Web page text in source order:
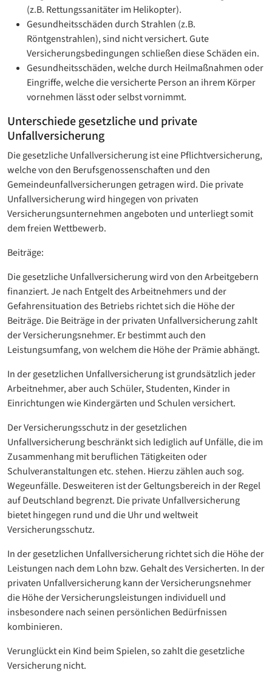
(z.B. Rettungssanitäter im Helikopter).
Gesundheitsschäden durch Strahlen (z.B.
Röntgenstrahlen), sind nicht versichert. Gute
Versicherungsbedingungen schließen diese Schäden ein.
Gesundheitsschäden, welche durch Heilmaßnahmen oder
Eingriffe, welche die versicherte Person an ihrem Körper
vornehmen lässt oder selbst vornimmt.
Unterschiede gesetzliche und private
Unfallversicherung
Die gesetzliche Unfallversicherung ist eine Pflichtversicherung,
welche von den Berufsgenossenschaften und den
Gemeindeunfallversicherungen getragen wird. Die private
Unfallversicherung wird hingegen von privaten
Versicherungsunternehmen angeboten und unterliegt somit
dem freien Wettbewerb.
Beiträge:
Die gesetzliche Unfallversicherung wird von den Arbeitgebern
finanziert. Je nach Entgelt des Arbeitnehmers und der
Gefahrensituation des Betriebs richtet sich die Höhe der
Beiträge. Die Beiträge in der privaten Unfallversicherung zahlt
der Versicherungsnehmer. Er bestimmt auch den
Leistungsumfang, von welchem die Höhe der Prämie abhängt.
In der gesetzlichen Unfallversicherung ist grundsätzlich jeder
Arbeitnehmer, aber auch Schüler, Studenten, Kinder in
Einrichtungen wie Kindergärten und Schulen versichert.
Der Versicherungsschutz in der gesetzlichen
Unfallversicherung beschränkt sich lediglich auf Unfälle, die im
Zusammenhang mit beruflichen Tätigkeiten oder
Schulveranstaltungen etc. stehen. Hierzu zählen auch sog.
Wegeunfälle. Desweiteren ist der Geltungsbereich in der Regel
auf Deutschland begrenzt. Die private Unfallversicherung
bietet hingegen rund und die Uhr und weltweit
Versicherungsschutz.
In der gesetzlichen Unfallversicherung richtet sich die Höhe der
Leistungen nach dem Lohn bzw. Gehalt des Versicherten. In der
privaten Unfallversicherung kann der Versicherungsnehmer
die Höhe der Versicherungsleistungen individuell und
insbesondere nach seinen persönlichen Bedürfnissen
kombinieren.
Verunglückt ein Kind beim Spielen, so zahlt die gesetzliche
Versicherung nicht.